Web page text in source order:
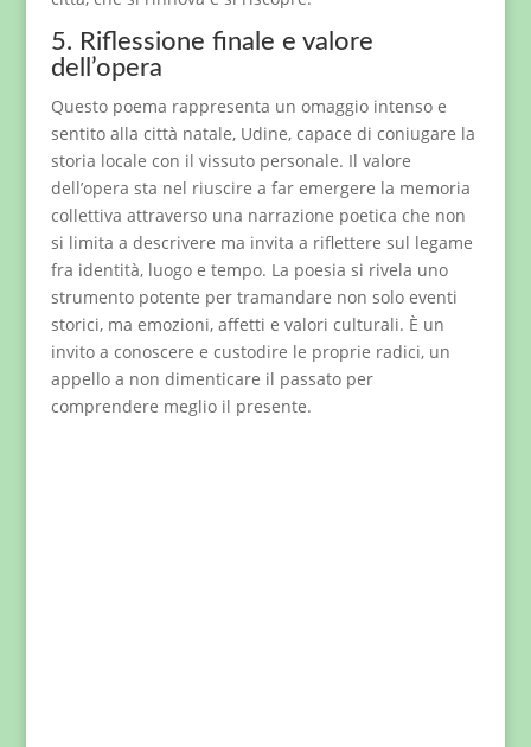
5. Riflessione finale e valore
dell’opera
Questo poema rappresenta un omaggio intenso e
sentito alla città natale, Udine, capace di coniugare la
storia locale con il vissuto personale. Il valore
dell’opera sta nel riuscire a far emergere la memoria
collettiva attraverso una narrazione poetica che non
si limita a descrivere ma invita a riflettere sul legame
fra identità, luogo e tempo. La poesia si rivela uno
strumento potente per tramandare non solo eventi
storici, ma emozioni, affetti e valori culturali. È un
invito a conoscere e custodire le proprie radici, un
appello a non dimenticare il passato per
comprendere meglio il presente.